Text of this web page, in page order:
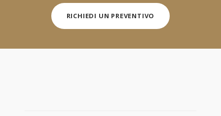
RICHIEDI UN PREVENTIVO